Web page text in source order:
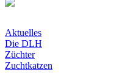
Aktuelles
Die DLH
Züchter
Zuchtkatzen